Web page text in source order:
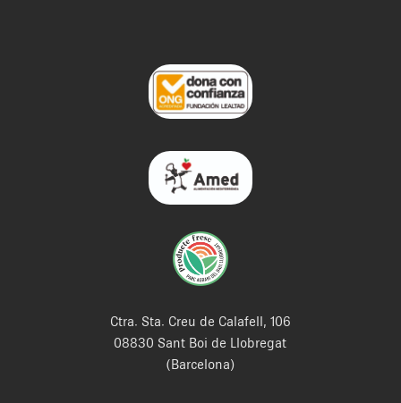
Ctra. Sta. Creu de Calafell, 106
08830 Sant Boi de Llobregat
(Barcelona)